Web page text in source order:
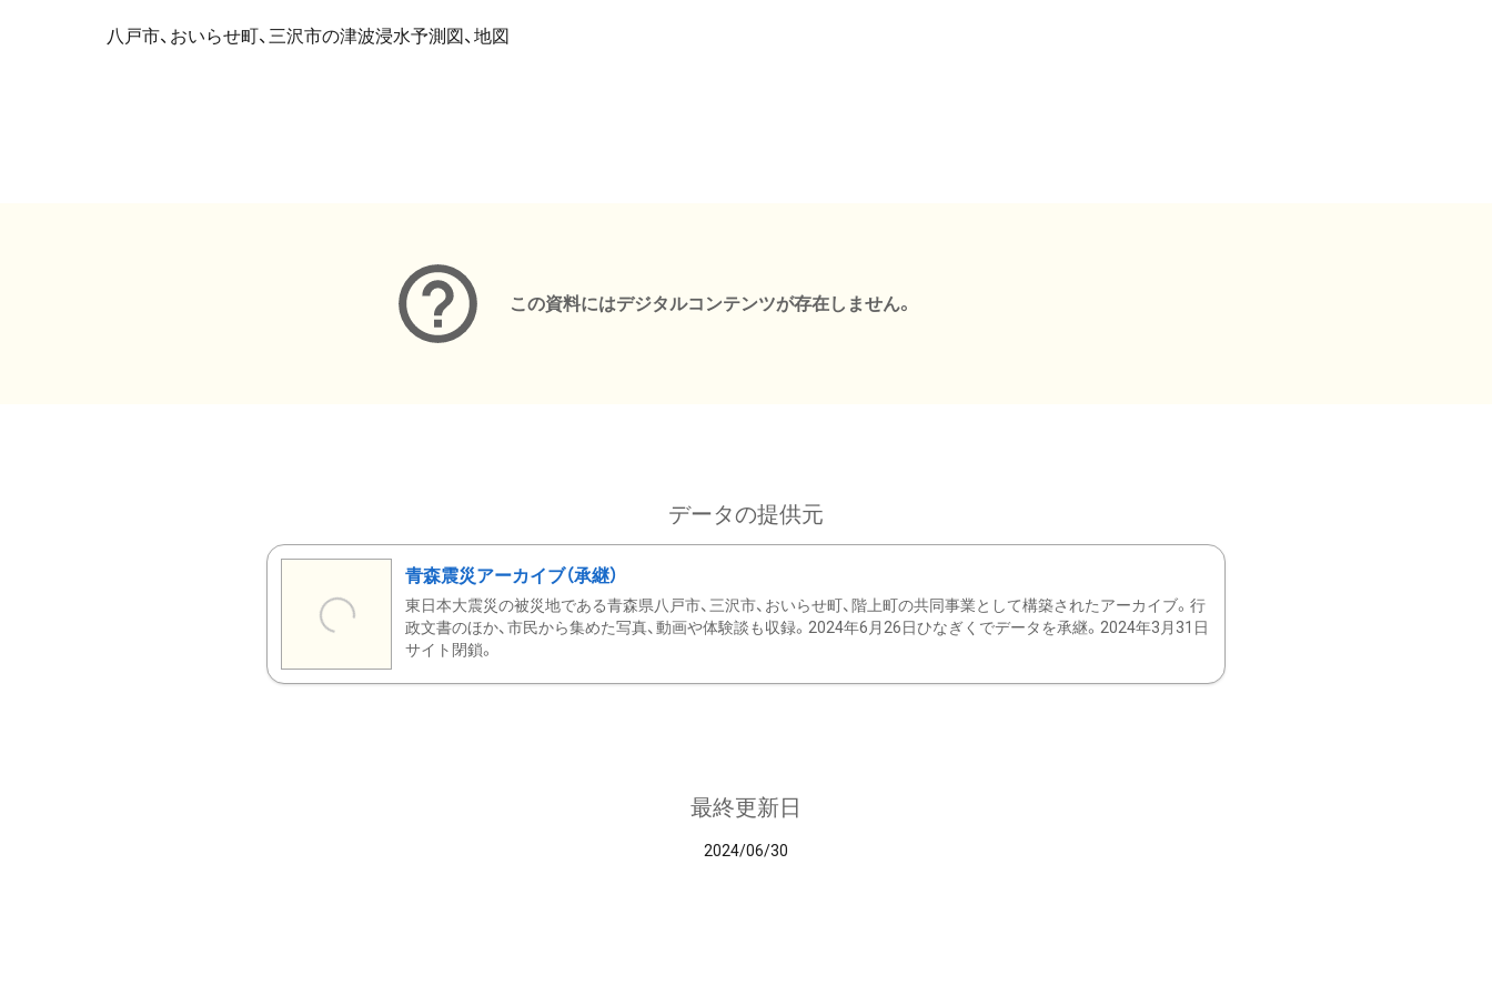
八戸市、おいらせ町、三沢市の津波浸水予測図、地図
この資料にはデジタルコンテンツが存在しません。
データの提供元
青森震災アーカイブ（承継）
東日本大震災の被災地である青森県八戸市、三沢市、おいらせ町、階上町の共同事業として構築されたアーカイブ。行
政文書のほか、市民から集めた写真、動画や体験談も収録。2024年6月26日ひなぎくでデータを承継。2024年3月31日
サイト閉鎖。
最終更新日
2024/06/30